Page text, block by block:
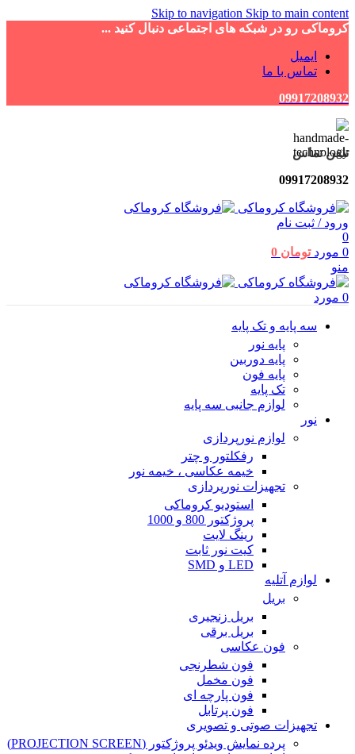
Skip to navigation Skip to main content
کروماکی رو در شبکه های اجتماعی دنبال کنید ...
ایمیل
تماس با ما
09917208932
تلفن تماس
09917208932
ورود / ثبت نام
0
0 مورد تومان
منو
0 مورد
سه پایه و تک پایه
پایه نور
پایه دوربین
پایه فون
تک پایه
لوازم جانبی سه پایه
نور
لوازم نورپردازی
رفکلتور و چتر
خیمه عکاسی ، خیمه نور
تجهیزات نورپردازی
استودیو کروماکی
پروژکتور 800 و 1000
رینگ لایت
کیت نور ثابت
LED و SMD
لوازم آتلیه
بریل
بریل زنجیری
بریل برقی
فون عکاسی
فون شطرنجی
فون مخمل
فون پارچه ای
فون پرتابل
تجهیزات صوتی و تصویری
پرده نمایش ویدئو پروژکتور (PROJECTION SCREEN)